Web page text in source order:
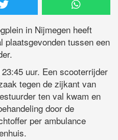
in Nijmegen heeft
plaatsgevonden tussen een
uur. Een scooterrijder
tegen de zijkant van
ten val kwam en
door de
per ambulance